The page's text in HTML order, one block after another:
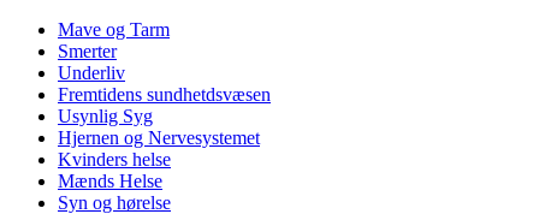
Mave og Tarm
Smerter
Underliv
Fremtidens sundhetdsvæsen
Usynlig Syg
Hjernen og Nervesystemet
Kvinders helse
Mænds Helse
Syn og hørelse